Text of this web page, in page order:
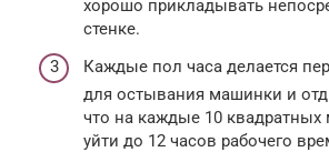
хорошо прикладывать
стенке.
Каждые пол часа делается
для остывания машинки и
что на каждые 10
уйти до 12 часов рабочего